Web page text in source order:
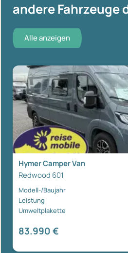
andere Fahrzeuge
Alle anzeigen
Hymer Camper Van
Redwood 601
Modell-/Baujahr
Leistung
Umweltplakette
83.990 €